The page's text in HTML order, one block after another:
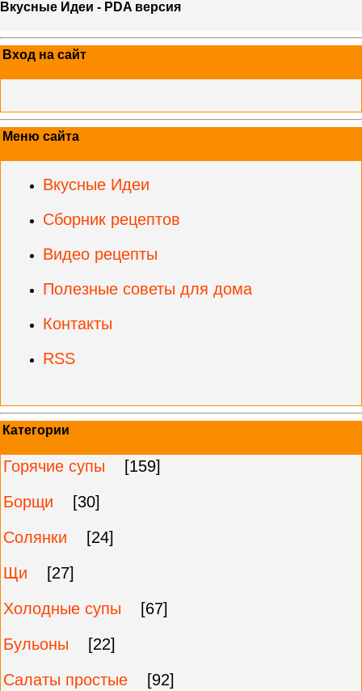
Вкусные Идеи - PDA версия
Вход на сайт
Меню сайта
Вкусные Идеи
Сборник рецептов
Видео рецепты
Полезные советы для дома
Контакты
RSS
Категории
Горячие супы
[159]
Борщи
[30]
Солянки
[24]
Щи
[27]
Холодные супы
[67]
Бульоны
[22]
Салаты простые
[92]